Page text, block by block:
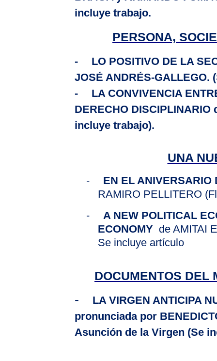
incluye trabajo.
PERSONA,
- LO POSITIVO DE LA
JOSÉ ANDRÉS-GALLEGO.
-
LA CONVIVENCIA
DERECHO DISCIPLINARIO
incluye trabajo).
UNA
-
EN EL ANIVERSARIO
RAMIRO PELLITERO
-
A NEW POLITICAL
ECONOMY de AMITAI
Se incluye artículo
DOCUMENTOS DEL
- LA VIRGEN ANTICIPA
pronunciada por
Asunción de la Virgen (Se